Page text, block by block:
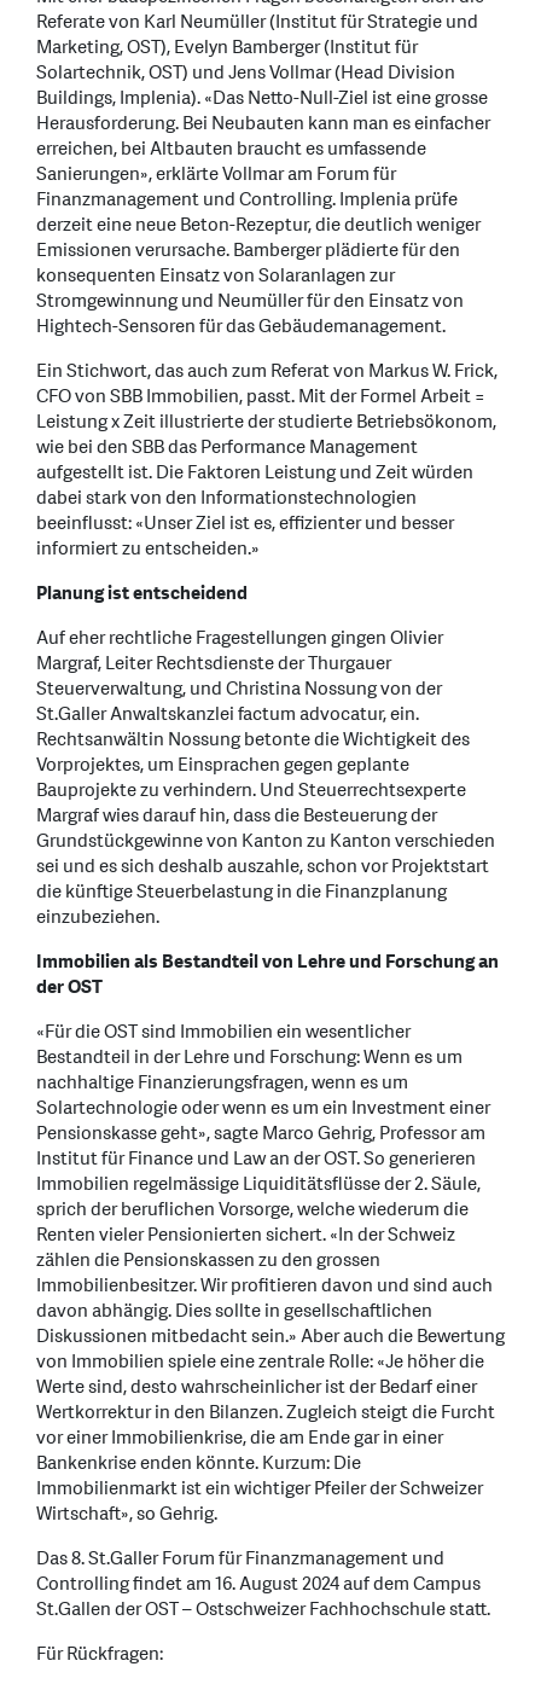
Referate von Karl Neumüller (Institut für Strategie und
Marketing, OST), Evelyn Bamberger (Institut für
Solartechnik, OST) und Jens Vollmar (Head Division
Buildings, Implenia). «Das Netto-Null-Ziel ist eine grosse
Herausforderung. Bei Neubauten kann man es einfacher
erreichen, bei Altbauten braucht es umfassende
Sanierungen», erklärte Vollmar am Forum für
Finanzmanagement und Controlling. Implenia prüfe
derzeit eine neue Beton-Rezeptur, die deutlich weniger
Emissionen verursache. Bamberger plädierte für den
konsequenten Einsatz von Solaranlagen zur
Stromgewinnung und Neumüller für den Einsatz von
Hightech-Sensoren für das Gebäudemanagement.
Ein Stichwort, das auch zum Referat von Markus W. Frick,
CFO von SBB Immobilien, passt. Mit der Formel Arbeit =
Leistung x Zeit illustrierte der studierte Betriebsökonom,
wie bei den SBB das Performance Management
aufgestellt ist. Die Faktoren Leistung und Zeit würden
dabei stark von den Informationstechnologien
beeinflusst: «Unser Ziel ist es, effizienter und besser
informiert zu entscheiden.»
Planung ist entscheidend
Auf eher rechtliche Fragestellungen gingen Olivier
Margraf, Leiter Rechtsdienste der Thurgauer
Steuerverwaltung, und Christina Nossung von der
St.Galler Anwaltskanzlei factum advocatur, ein.
Rechtsanwältin Nossung betonte die Wichtigkeit des
Vorprojektes, um Einsprachen gegen geplante
Bauprojekte zu verhindern. Und Steuerrechtsexperte
Margraf wies darauf hin, dass die Besteuerung der
Grundstückgewinne von Kanton zu Kanton verschieden
sei und es sich deshalb auszahle, schon vor Projektstart
die künftige Steuerbelastung in die Finanzplanung
einzubeziehen.
Immobilien als Bestandteil von Lehre und Forschung an
der OST
«Für die OST sind Immobilien ein wesentlicher
Bestandteil in der Lehre und Forschung: Wenn es um
nachhaltige Finanzierungsfragen, wenn es um
Solartechnologie oder wenn es um ein Investment einer
Pensionskasse geht», sagte Marco Gehrig, Professor am
Institut für Finance und Law an der OST. So generieren
Immobilien regelmässige Liquiditätsflüsse der 2. Säule,
sprich der beruflichen Vorsorge, welche wiederum die
Renten vieler Pensionierten sichert. «In der Schweiz
zählen die Pensionskassen zu den grossen
Immobilienbesitzer. Wir profitieren davon und sind auch
davon abhängig. Dies sollte in gesellschaftlichen
Diskussionen mitbedacht sein.» Aber auch die Bewertung
von Immobilien spiele eine zentrale Rolle: «Je höher die
Werte sind, desto wahrscheinlicher ist der Bedarf einer
Wertkorrektur in den Bilanzen. Zugleich steigt die Furcht
vor einer Immobilienkrise, die am Ende gar in einer
Bankenkrise enden könnte. Kurzum: Die
Immobilienmarkt ist ein wichtiger Pfeiler der Schweizer
Wirtschaft», so Gehrig.
Das 8. St.Galler Forum für Finanzmanagement und
Controlling findet am 16. August 2024 auf dem Campus
St.Gallen der OST – Ostschweizer Fachhochschule statt.
Für Rückfragen: